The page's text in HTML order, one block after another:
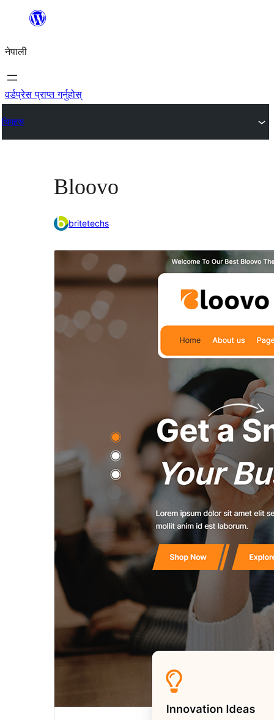
सामग्रीमा
नेपाली
वर्डप्रेस प्राप्त गर्नुहोस्
थिमहरू
Bloovo
britetechs